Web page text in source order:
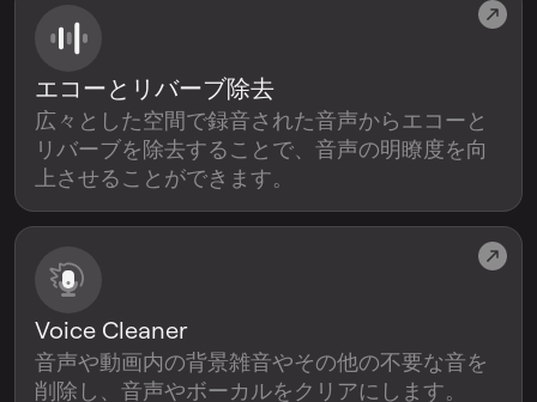
Voice Cleaner
音声や動画内の背景雑音やその他の不要な音を
削除し、音声やボーカルをクリアにします。
エコーとリバーブ除去
広々とした空間で録音された音声からエコーと
リバーブを除去することで、音声の明瞭度を向
上させることができます。